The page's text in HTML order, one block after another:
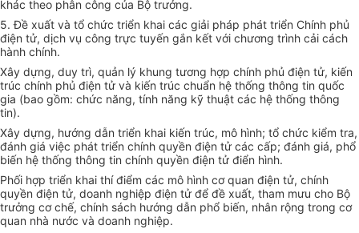
khác theo phân công của Bộ trưởng.
5. Đề xuất và tổ chức triển khai các giải pháp phát triển Chính phủ
điện tử, dịch vụ công trực tuyến gắn kết với chương trình cải cách
hành chính.
Xây dựng, duy trì, quản lý khung tương hợp chính phủ điện tử, kiến
trúc chính phủ điện tử và kiến trúc chuẩn hệ thống thông tin quốc
gia (bao gồm: chức năng, tính năng kỹ thuật các hệ thống thông
tin).
Xây dựng, hướng dẫn triển khai kiến trúc, mô hình; tổ chức kiểm tra,
đánh giá việc phát triển chính quyền điện tử các cấp; đánh giá, phổ
biến hệ thống thông tin chính quyền điện tử điển hình.
Phối hợp triển khai thí điểm các mô hình cơ quan điện tử, chính
quyền điện tử, doanh nghiệp điện tử để đề xuất, tham mưu cho Bộ
trưởng cơ chế, chính sách hướng dẫn phổ biến, nhân rộng trong cơ
quan nhà nước và doanh nghiệp.